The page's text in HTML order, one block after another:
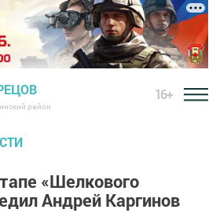
район
16+
«Шелкового
Андрей Каргинов